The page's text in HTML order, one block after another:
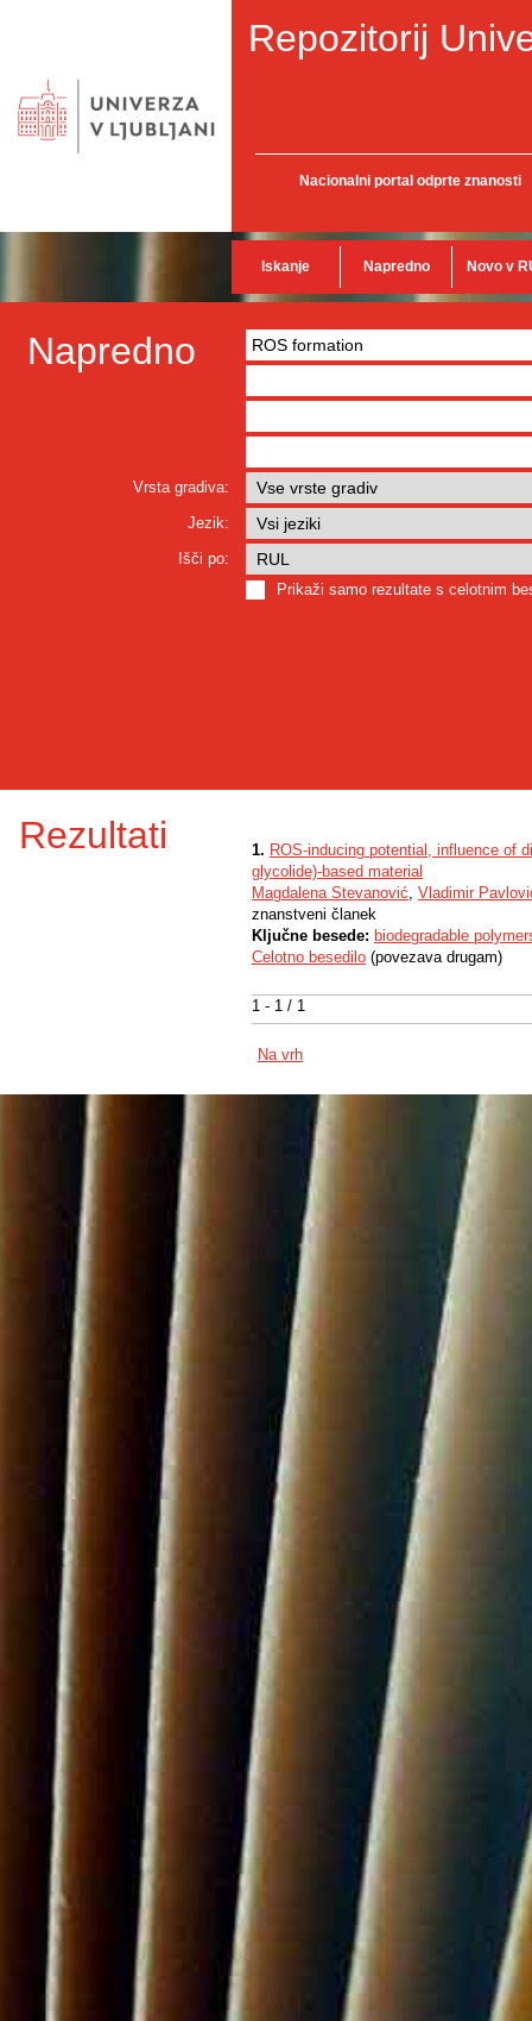
Repozitorij
Nacionalni portal odprte znanosti
Iskanje Napredno Novo v
Napredno
Vrsta gradiva:
Jezik:
Išči po:
Prikaži samo rezultate s celotnim
Rezultati
1 - 1 / 1
1. ROS-inducing potential, influence of
glycolide)-based material
Magdalena Stevanović, Vladimir
znanstveni članek
Ključne besede: biodegradable
Celotno besedilo (povezava drugam)
Na vrh